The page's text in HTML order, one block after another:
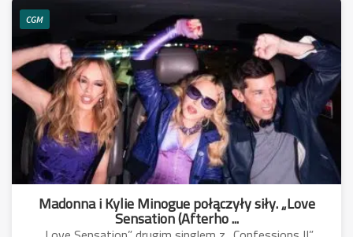
CGM
Madonna i Kylie Minogue połączyły siły. „Love
Sensation (Afterho ...